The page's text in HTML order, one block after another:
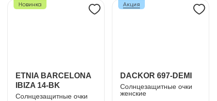
ETNIA BARCELONA
IBIZA 14-BK
Солнцезащитные очки
Новинка
DACKOR 697-DEMI
Солнцезащитные очки
женские
Акция